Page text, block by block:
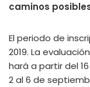
caminos
El periodo de
2019. La
hará a partir del
2 al 6 de